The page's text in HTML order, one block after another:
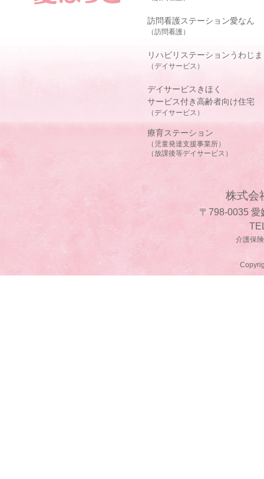
訪問看護ステーション愛なん
（訪問看護）
リハビリステーションうわじま
（デイサービス）
デイサービスきほく
サービス付き高齢者向け住宅
（デイサービス）
療育ステーション
（児童発達支援事業所）
（放課後等デイサービス）
株式会
〒798-0035 愛
介護保